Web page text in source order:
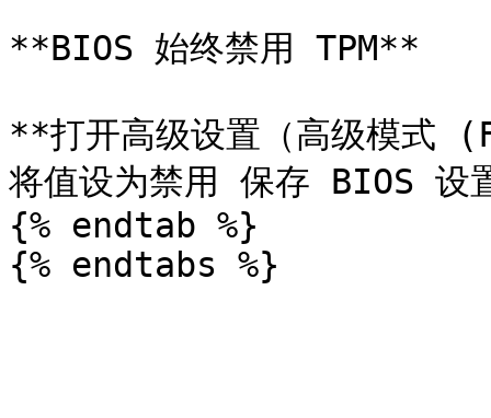
**BIOS 始终禁用 TPM**
**打开高级设置（高级模式
将值设为禁用 保存 BIOS 设
{% endtab %}